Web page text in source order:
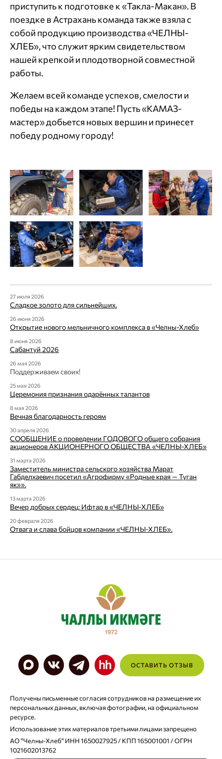
приступить к подготовке к «Такла-Макан». В
поездке в Астрахань команда также взяла с
собой продукцию производства «ЧЕЛНЫ-
ХЛЕБ», что служит ярким свидетельством
нашей крепкой и плодотворной совместной
работы.
Желаем всей команде успехов, смелости и
победы на каждом этапе! Пусть «КАМАЗ-
мастер» добьется новых вершин и принесет
победу родному городу!
27 июля 2026
Сладкое золото для сильнейших.
26 июня 2026
Открытие нового мельничного комплекса в «Челны-Хлеб»
8 июня 2026
Сабантуй 2026
26 мая 2026
Поддерживаем своих!
25 мая 2026
Церемония признания одарённых талантов
8 мая 2026
Вечная благодарность героям
30 апреля 2026
СООБЩЕНИЕ о проведении ГОДОВОГО общего собрания
акционеров АКЦИОНЕРНОГО ОБЩЕСТВА «ЧЕЛНЫ-ХЛЕБ»
31 марта 2026
Заместитель министра сельского хозяйства Марат
Габделхаевич посетил «Агрофирму «Родные края — Туган
як»».
13 марта 2026
Вечер добрых сердец: Ифтар в «ЧЕЛНЫ-ХЛЕБ»
20 февраля 2026
Отвага и слава бойцов компании «ЧЕЛНЫ-ХЛЕБ».
ОСТАВИТЬ ОТЗЫВ
Получены письменные согласия сотрудников на размещение их
персональных данных, включая фотографии, на официальном
ресурсе.
Использование этих материалов третьими лицами запрещено
АО "Челны-Хлеб" ИНН 1650027925 / КПП 165001001 / ОГРН
1021602013762